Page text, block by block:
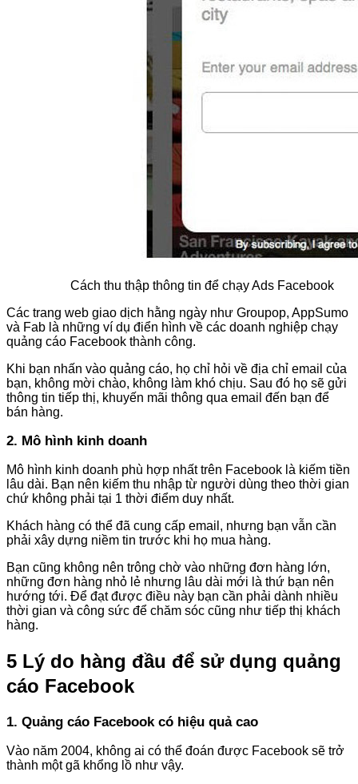
Cách thu thập thông tin để chạy Ads Facebook
Các trang web giao dịch hằng ngày như Groupop, AppSumo
và Fab là những ví dụ điển hình về các doanh nghiệp chạy
quảng cáo Facebook thành công.
Khi bạn nhấn vào quảng cáo, họ chỉ hỏi về địa chỉ email của
bạn, không mời chào, không làm khó chịu. Sau đó họ sẽ gửi
thông tin tiếp thị, khuyến mãi thông qua email đến bạn để
bán hàng.
2. Mô hình kinh doanh
Mô hình kinh doanh phù hợp nhất trên Facebook là kiếm tiền
lâu dài. Bạn nên kiếm thu nhập từ người dùng theo thời gian
chứ không phải tại 1 thời điểm duy nhất.
Khách hàng có thể đã cung cấp email, nhưng bạn vẫn cần
phải xây dựng niềm tin trước khi họ mua hàng.
Bạn cũng không nên trông chờ vào những đơn hàng lớn,
những đơn hàng nhỏ lẻ nhưng lâu dài mới là thứ bạn nên
hướng tới. Để đạt được điều này bạn cần phải dành nhiều
thời gian và công sức để chăm sóc cũng như tiếp thị khách
hàng.
5 Lý do hàng đầu để sử dụng quảng
cáo Facebook
1. Quảng cáo Facebook có hiệu quả cao
Vào năm 2004, không ai có thể đoán được Facebook sẽ trở
thành một gã khổng lồ như vậy.